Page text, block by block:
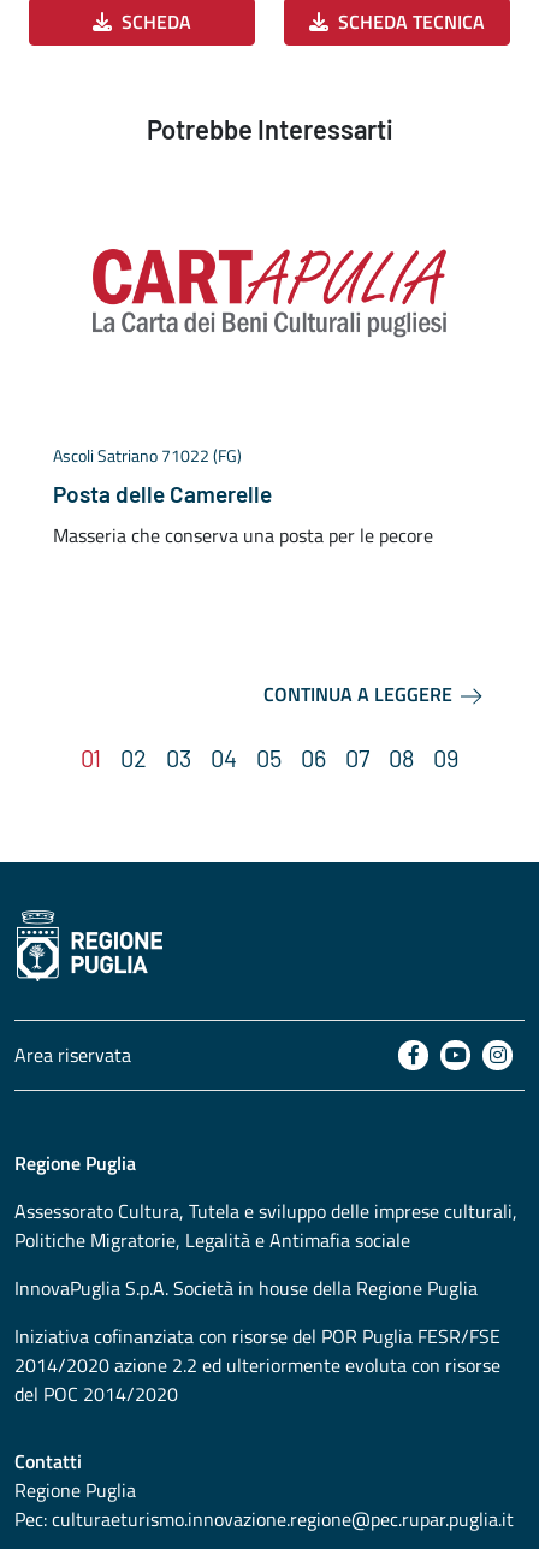
SCHEDA SCHEDA TECNICA
Potrebbe Interessarti
Ascoli Satriano 71022 (FG)
Posta delle Camerelle
Masseria che conserva una posta per le pecore
CONTINUA A LEGGERE
Area riservata
Regione Puglia
Assessorato Cultura, Tutela e sviluppo delle imprese culturali,
Politiche Migratorie, Legalità e Antimafia sociale
InnovaPuglia S.p.A. Società in house della Regione Puglia
Iniziativa cofinanziata con risorse del POR Puglia FESR/FSE
2014/2020 azione 2.2 ed ulteriormente evoluta con risorse
del POC 2014/2020
Contatti
Regione Puglia
Pec:culturaeturismo.innovazione.regione@pec.rupar.puglia.it